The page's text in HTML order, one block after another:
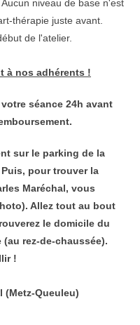
niveau de base n'est
thérapie juste avant.
de l'atelier.
à nos adhérents !
séance 24h avant
sur le parking de la
pour trouver la
Maréchal, vous
Allez tout au bout
le domicile du
rez-de-chaussée).
!
(Metz-Queuleu)